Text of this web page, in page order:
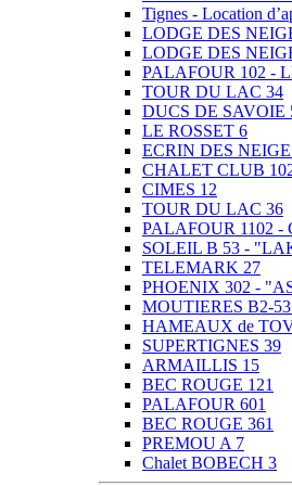
Tignes - Location
LODGE DES
LODGE DES
PALAFOUR 102 -
TOUR DU LAC 34
DUCS DE SAVOIE
LE ROSSET 6
ECRIN DES
CHALET CLUB
CIMES 12
TOUR DU LAC 36
PALAFOUR 1102 -
SOLEIL B 53 -
TELEMARK 27
PHOENIX 302 -
MOUTIERES B2-
HAMEAUX de
SUPERTIGNES 39
ARMAILLIS 15
BEC ROUGE 121
PALAFOUR 601
BEC ROUGE 361
PREMOU A 7
Chalet BOBECH 3